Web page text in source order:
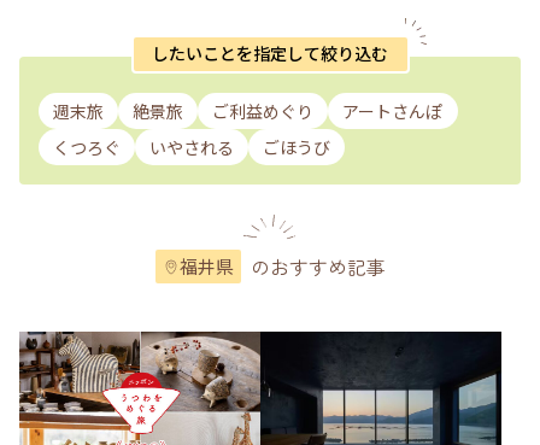
したいことを指定して絞り込む
週末旅 絶景旅 ご利益めぐり
アートさんぽ
くつろぐ
いやされる ごほうび
福井県 のおすすめ記事